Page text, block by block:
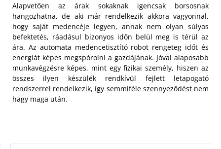
Alapvetően az árak sokaknak igencsak borsosnak
hangozhatna, de aki már rendelkezik akkora vagyonnal,
hogy saját medencéje legyen, annak nem olyan súlyos
befektetés, ráadásul bizonyos időn belül meg is térül az
ára. Az automata medencetisztító robot rengeteg időt és
energiát képes megspórolni a gazdájának. Jóval alaposabb
munkavégzésre képes, mint egy fizikai személy, hiszen az
összes ilyen készülék rendkívül fejlett letapogató
rendszerrel rendelkezik, így semmiféle szennyeződést nem
hagy maga után.